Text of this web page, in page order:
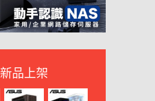
新品上架